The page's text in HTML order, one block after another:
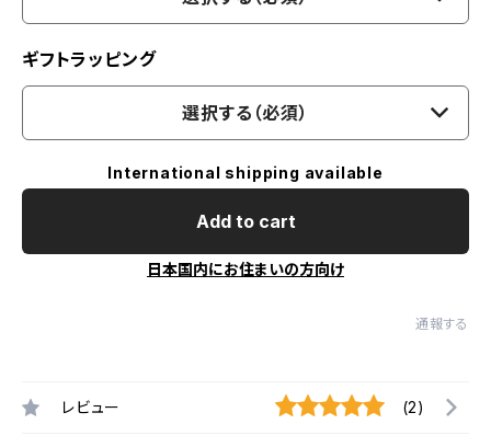
ギフトラッピング
選択する（必須）
International shipping available
Add to cart
日本国内にお住まいの方向け
通報する
レビュー (2)